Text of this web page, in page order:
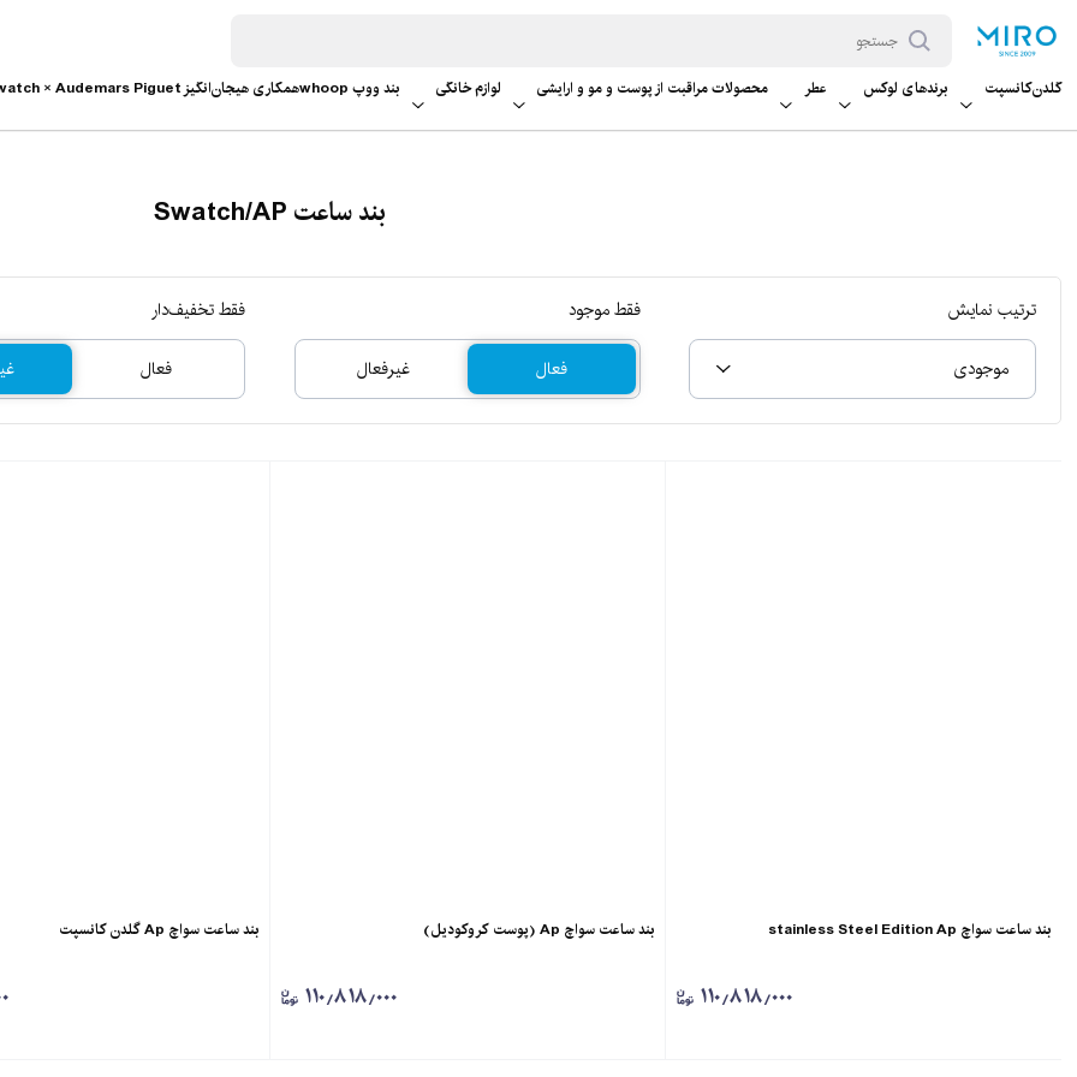
گلدن‌کانسپت برندهای لوکس‌ عطر محصولات مراقبت از پوست و مو و آرایشی لوازم خانگی بند ووپ whoop همکاری هیجان‌انگیز Swatch × Audemars Piguet
بند ساعت Swatch/AP
ترتیب نمایش
موجودی
فقط موجود
فعال غیرفعال
فقط تخفیف‌دار
فعال
بند ساعت سواچ stainless Steel Edition Ap
۱۱۰٫۸۱۸٫۰۰۰
بند ساعت سواچ Ap (پوست كروكوديل)
۱۱۰٫۸۱۸٫۰۰۰
بند ساعت سواچ Ap گلدن كانسپت